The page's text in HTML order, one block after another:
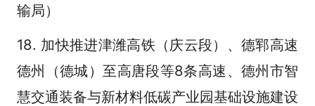
输局）
18. 加快推进津潍高铁（庆云段）、德郓高速
德州（德城）至高唐段等8条高速、德州市智
慧交通装备与新材料低碳产业园基础设施建设